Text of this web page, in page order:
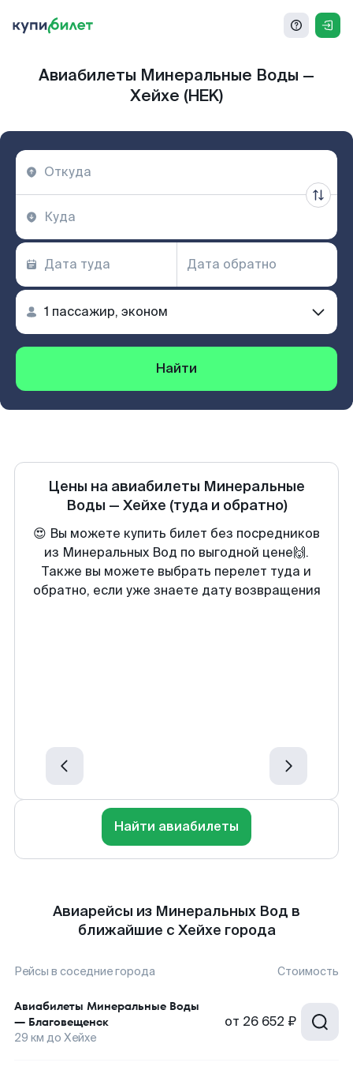
Авиабилеты Минеральные Воды —
Хейхе (HEK)
Найти
Цены на авиабилеты Минеральные
Воды — Хейхе (туда и обратно)
😍 Вы можете купить билет без посредников
из Минеральных Вод по выгодной цене🙌.
Также вы можете выбрать перелет туда и
обратно, если уже знаете дату возвращения
Найти авиабилеты
Авиарейсы из Минеральных Вод в
ближайшие с Хейхе города
Рейсы в соседние города Стоимость
Авиабилеты Минеральные Воды
— Благовещенск
29 км до Хейхе
от 26 652 ₽